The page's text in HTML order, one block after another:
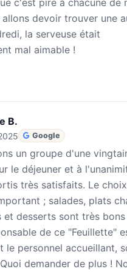
allons devoir trouver une
la serveuse était
mal aimable !
B.
Google
un groupe d'une
le déjeuner et à
très satisfaits. Le choix
; salades, plats
et desserts sont très
de ce "Feuillette"
le personnel accueillant,
demander de plus !